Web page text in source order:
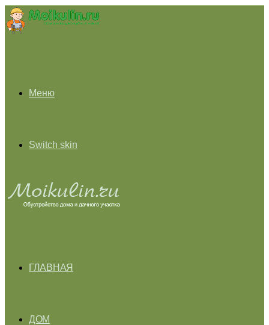
Меню
Switch skin
ГЛАВНАЯ
ДОМ